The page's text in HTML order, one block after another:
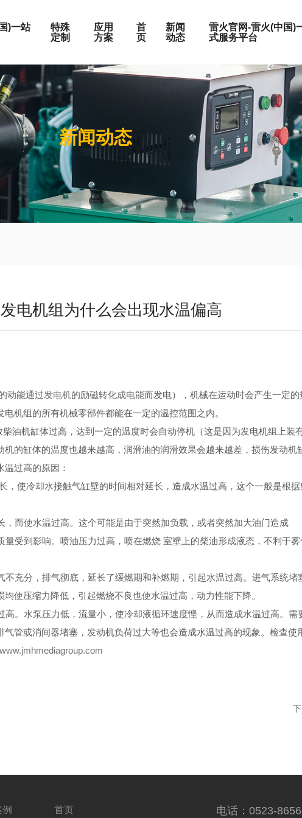
)一站
按发动机品牌
上柴系列
玉柴系列
潍柴系列
康明斯系列
帕金斯系列
道依茨系列
沃尔沃系列
特殊
定制
机组
应用
方案
首
页
新闻
动态
雷火官网-雷火(中国)
式服务平台
新闻动态
电机组为什么会出现水温偏高
动能通过发电机的励磁转化成电能而发电），机械在运动时会产生一定
机组的所有机械零部件都能在一定的温控范围之内。
油机缸体过高，达到一定的温度时会自动停机（这是因为发电机组上装
的缸体的温度也越来越高，润滑油的润滑效果会越来越差，损伤发动机
过高的原因：
使冷却水接触气缸壁的时间相对延长，造成水温过高，这个一般是根
而使水温过高。这个可能是由于突然加负载，或者突然加大油门造成
受到影响。喷油压力过高，喷在燃烧 室壁上的柴油形成液态，不利于雾
充分，排气彻底，延长了缓燃期和补燃期，引起水温过高。进气系统堵
使压缩力降低，引起燃烧不良也使水温过高，动力性能下降。
。水泵压力低，流量小，使冷却液循环速度悭，从而造成水温过高。需
或消间器堵塞，发动机负荷过大等也会造成水温过高的现象。检查使
首页 电话：0523-